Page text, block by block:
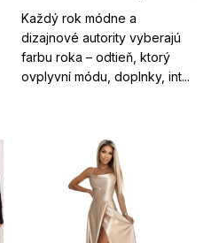
Každý rok módne a
dizajnové autority vyberajú
farbu roka – odtieň, ktorý
ovplyvní módu, doplnky, int...